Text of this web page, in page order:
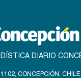
DIARIO
CONCEPCIÓN, CHILE